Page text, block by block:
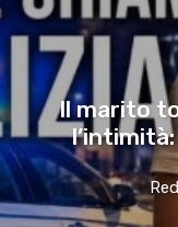
Il marito
l’intimità: